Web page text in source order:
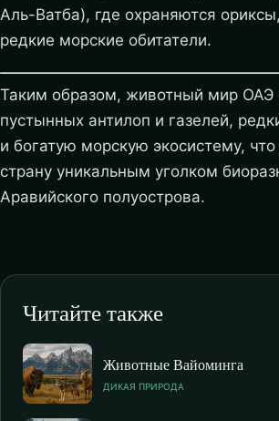
Аль-Ватба), где охраняются
редкие морские обитатели.
Таким образом, животный мир ОАЭ
пустынных антилоп и газелей,
и богатую морскую экосистему,
страну уникальным уголком
Аравийского полуострова.
Читайте также
Животные Вайоминга
ДИКАЯ ПРИРОДА